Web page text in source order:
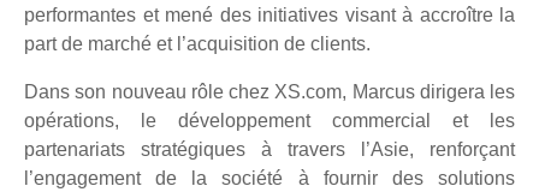
performantes et mené des initiatives visant à accroître la
part de marché et l’acquisition de clients.
Dans son nouveau rôle chez XS.com, Marcus dirigera les
opérations, le développement commercial et les
partenariats stratégiques à travers l’Asie, renforçant
l’engagement de la société à fournir des solutions